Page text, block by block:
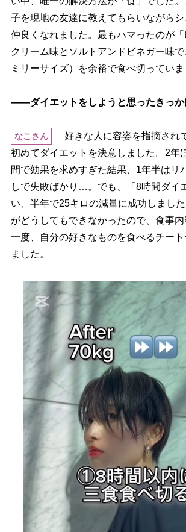
子を現地の友達に教えてもらいながら
仲良くなれました。最もハマったのが
クリーム味とソルトアンドビネガー味
ミリーサイズ）を余裕で食べ切っていま
――ダイエットをしようと思ったきっか
なこさん
好きな人に容姿を指摘され
初めてダイエットを決意しました。2年
間で効果を求めすぎた結果、1年半はリ
しで失敗ばかり…。でも、「8時間ダイ
い、半年で25キロの減量に成功しまし
がどうしてもできなかったので、食事
一度、自分の好きなものを食べるチー
ました。